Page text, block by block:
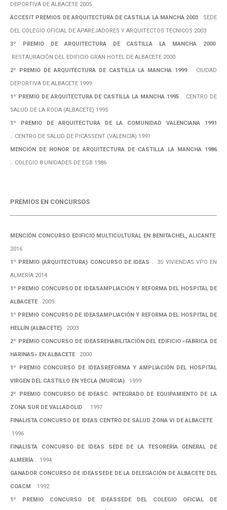
DEPORTIVA DE ALBACETE 2005
ÁCCESIT PREMIOS DE ARQUITECTURA DE CASTILLA LA MANCHA 2003
SEDE
DEL COLEGIO OFICIAL DE APAREJADORES Y ARQUITECTOS TÉCNICOS 2003
3º PREMIO DE ARQUITECTURA DE CASTILLA LA MANCHA 2000
RESTAURACIÓN DEL EDIFICIO GRAN HOTEL DE ALBACETE 2000
2º PREMIO DE ARQUITECTURA DE CASTILLA LA MANCHA 1999
CIUDAD
DEPORTIVA DE ALBACETE 1999
1º PREMIO DE ARQUITECTURA DE CASTILLA LA MANCHA 1995. CENTRO DE
SALUD DE LA RODA (ALBACETE) 1995
1º PREMIO DE ARQUITECTURA DE LA COMUNIDAD VALENCIANA 1991
. CENTRO DE SALUD DE PICASSENT (VALENCIA) 1991
MENCIÓN DE HONOR DE ARQUITECTURA DE CASTILLA LA MANCHA 1986
. COLEGIO 8 UNIDADES DE EGB 1986
PREMIOS EN CONCURSOS
MENCIÓN CONCURSO EDIFICIO MULTICULTURAL EN BENITACHEL, ALICANTE
2016
1º PREMIO (ARQUITECTURA) CONCURSO DE IDEAS . 35 VIVIENDAS VPO EN
ALMERÍA 2014
1º PREMIO CONCURSO DE IDEASAMPLIACIÓN Y REFORMA DEL HOSPITAL DE
ALBACETE 2009
1º PREMIO CONCURSO DE IDEASAMPLIACIÓN Y REFORMA DEL HOSPITAL DE
HELLÍN (ALBACETE) 2003
2º PREMIO CONCURSO DE IDEASREHABILITACIÓN DEL EDIFICIO «FÁBRICA DE
HARINAS» EN ALBACETE 2000
1º PREMIO CONCURSO DE IDEASREFORMA Y AMPLIACIÓN DEL HOSPITAL
VIRGEN DEL CASTILLO EN YECLA (MURCIA) 1999
2º PREMIO CONCURSO DE IDEASC. INTEGRADO DE EQUIPAMIENTO DE LA
ZONA SUR DE VALLADOLID . 1997
FINALISTA CONCURSO DE IDEAS CENTRO DE SALUD ZONA VI DE ALBACETE
1996
FINALISTA CONCURSO DE IDEAS SEDE DE LA TESORERÍA GENERAL DE
ALMERÍA . 1994
GANADOR CONCURSO DE IDEASSEDE DE LA DELEGACIÓN DE ALBACETE DEL
COACM 1992
1º PREMIO CONCURSO DE IDEASSEDE DEL COLEGIO OFICIAL DE